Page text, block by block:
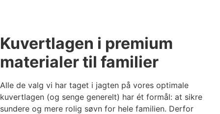
Kuvertlagen i premium
materialer til familier
Alle de valg vi har taget i jagten på vores optimale
kuvertlagen (og senge generelt) har ét formål: at sikre
sundere og mere rolig søvn for hele familien. Derfor